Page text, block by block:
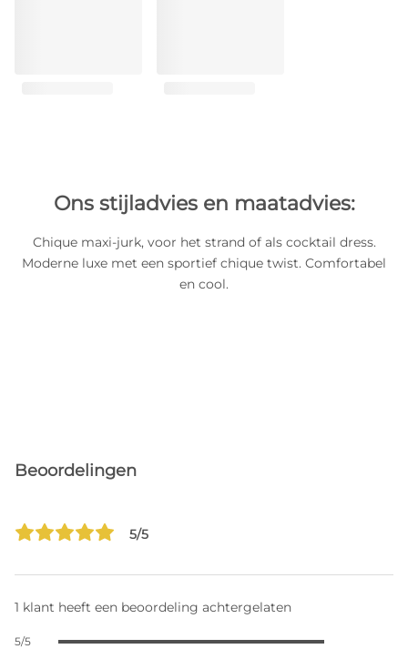
Ons stijladvies en maatadvies:
Chique maxi-jurk, voor het strand of als cocktail dress.
Moderne luxe met een sportief chique twist. Comfortabel
en cool.
Beoordelingen
5/5
1 klant heeft een beoordeling achtergelaten
5/5